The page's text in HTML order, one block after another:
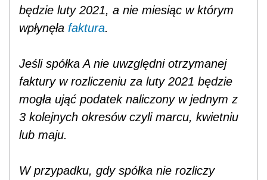
będzie luty 2021, a nie miesiąc w którym
wpłynęła faktura.
Jeśli spółka A nie uwzględni otrzymanej
faktury w rozliczeniu za luty 2021 będzie
mogła ująć podatek naliczony w jednym z
3 kolejnych okresów czyli marcu, kwietniu
lub maju.
W przypadku, gdy spółka nie rozliczy